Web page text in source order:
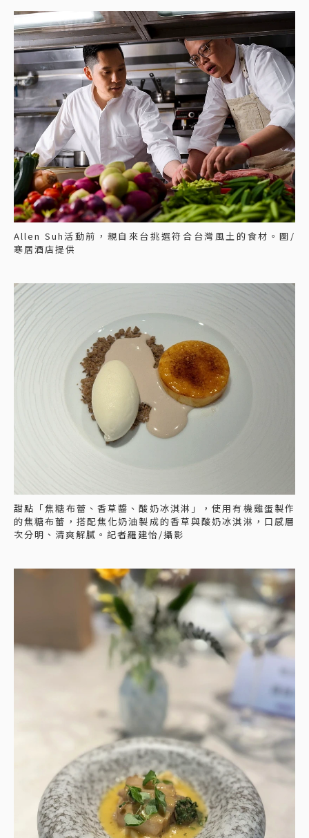
Allen Suh活動前，親自來台挑選符合台灣風土的食材。圖/
寒居酒店提供
甜點「焦糖布蕾、香草醬、酸奶冰淇淋」，使用有機雞蛋製作
的焦糖布蕾，搭配焦化奶油製成的香草與酸奶冰淇淋，口感層
次分明、清爽解膩。記者羅建怡/攝影